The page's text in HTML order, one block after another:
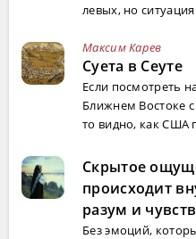
левых, но
Максим Карев
Суета в Сеуте
Если посмотреть
Ближнем Востоке
то видно, как США
Скрытое
происходит
разум и
Без эмоций,